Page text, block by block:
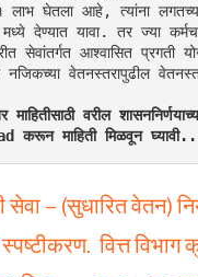
घेतला आहे, त्यांना
देण्यात यावा. तर ज्या
सेवांतर्गत आश्वासित प्रगती
वेतनस्तरापुढील
वरील
करून माहिती मिळवून
सेवा – (सुधारित वेतन)
स्पष्टीकरण. वित्त